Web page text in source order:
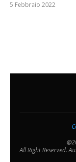
5 Febbraio 2022
All Right Reserved.